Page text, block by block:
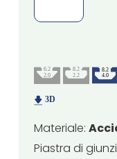
Materiale:
Piastra di